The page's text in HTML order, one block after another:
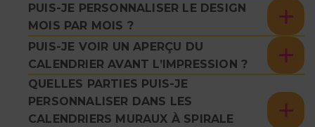
PUIS-JE PERSONNALISER LE DESIGN
MOIS PAR MOIS ?
PUIS-JE VOIR UN APERÇU DU
CALENDRIER AVANT L’IMPRESSION ?
QUELLES PARTIES PUIS-JE
PERSONNALISER DANS LES
CALENDRIERS MURAUX À SPIRALE